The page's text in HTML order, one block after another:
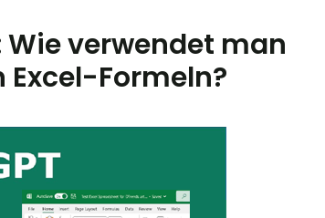
verwendet man
Excel-Formeln?